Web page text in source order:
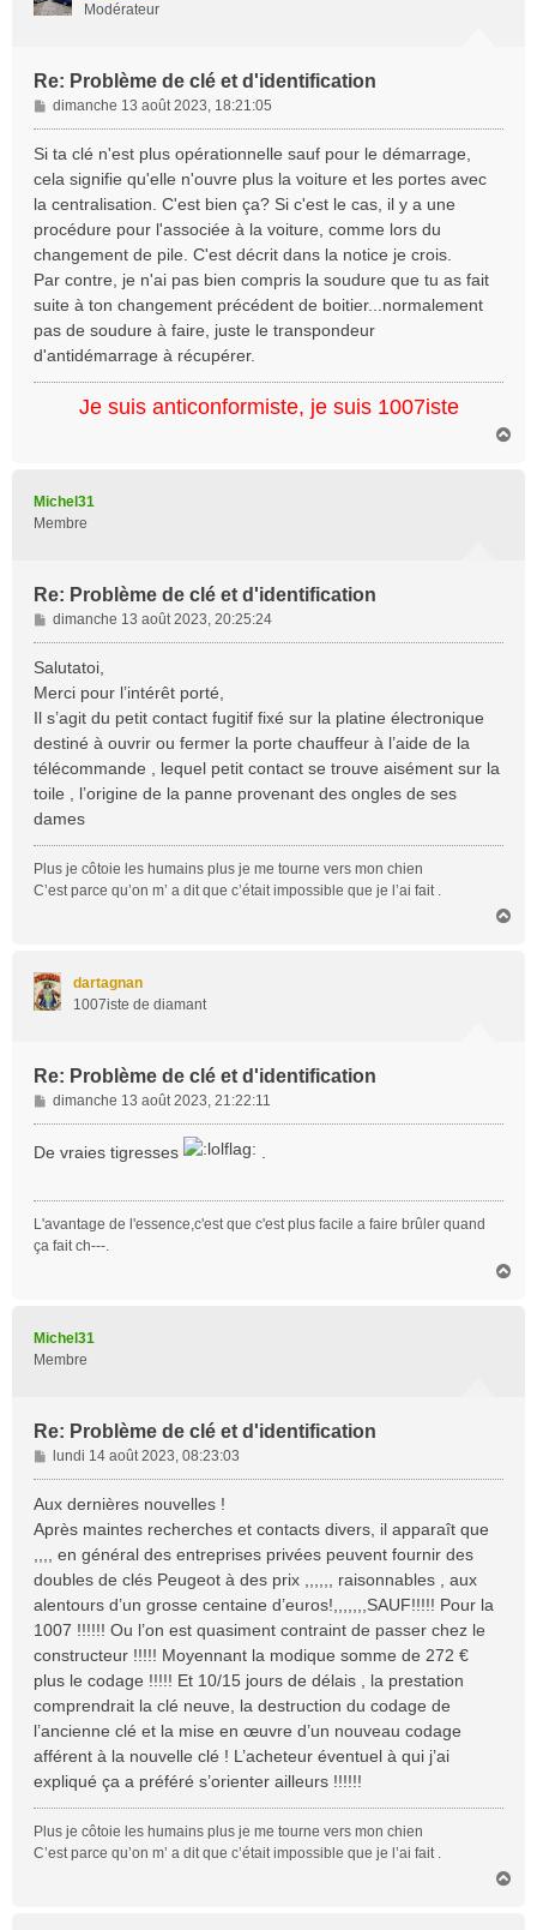
Modérateur
Re: Problème de clé et d'identification
M
e
s
s
g
e
dimanche 13 août 2023, 18:21:05
Si ta clé n'est plus opérationnelle sauf pour le démarrage,
cela signifie qu'elle n'ouvre plus la voiture et les portes avec
la centralisation. C'est bien ça? Si c'est le cas, il y a une
procédure pour l'associée à la voiture, comme lors du
changement de pile. C'est décrit dans la notice je crois.
Par contre, je n'ai pas bien compris la soudure que tu as fait
suite à ton changement précédent de boitier...normalement
pas de soudure à faire, juste le transpondeur
d'antidémarrage à récupérer.
Je suis anticonformiste, je suis 1007iste
Michel31
Membre
Re: Problème de clé et d'identification
M
e
s
g
e
dimanche 13 août 2023, 20:25:24
Salutatoi,
Merci pour l’intérêt porté,
Il s’agit du petit contact fugitif fixé sur la platine électronique
destiné à ouvrir ou fermer la porte chauffeur à l’aide de la
télécommande , lequel petit contact se trouve aisément sur la
toile , l’origine de la panne provenant des ongles de ses
dames
Plus je côtoie les humains plus je me tourne vers mon chien
C’est parce qu’on m’ a dit que c’était impossible que je l’ai fait .
dartagnan
1007iste de diamant
Re: Problème de clé et d'identification
M
e
e
dimanche 13 août 2023, 21:22:11
De vraies tigresses .
L'avantage de l'essence,c'est que c'est plus facile a faire brûler quand
ça fait ch---.
Michel31
Membre
Re: Problème de clé et d'identification
M
e
s
a
g
e
lundi 14 août 2023, 08:23:03
Aux dernières nouvelles !
Après maintes recherches et contacts divers, il apparaît que
,,,, en général des entreprises privées peuvent fournir des
doubles de clés Peugeot à des prix ,,,,,, raisonnables , aux
alentours d’un grosse centaine d’euros!,,,,,,,SAUF!!!!! Pour la
1007 !!!!!! Ou l’on est quasiment contraint de passer chez le
constructeur !!!!! Moyennant la modique somme de 272 €
plus le codage !!!!! Et 10/15 jours de délais , la prestation
comprendrait la clé neuve, la destruction du codage de
l’ancienne clé et la mise en œuvre d’un nouveau codage
afférent à la nouvelle clé ! L’acheteur éventuel à qui j’ai
expliqué ça a préféré s’orienter ailleurs !!!!!!
Plus je côtoie les humains plus je me tourne vers mon chien
C’est parce qu’on m’ a dit que c’était impossible que je l’ai fait .